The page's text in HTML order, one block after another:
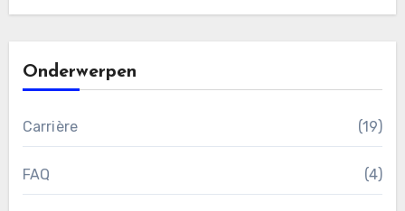
Onderwerpen
Carrière (19)
FAQ (4)